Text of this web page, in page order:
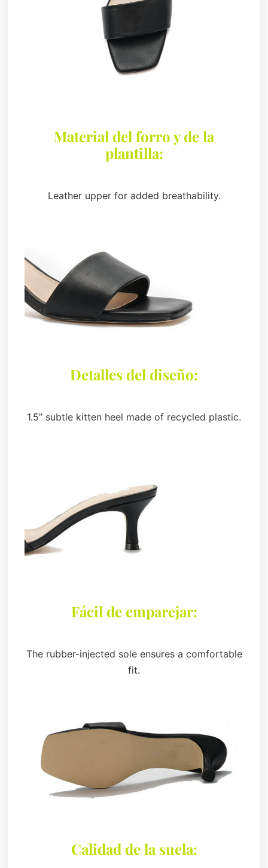
Material del forro y de la
plantilla:
Leather upper for added breathability.
Detalles del diseño:
1.5” subtle kitten heel made of recycled plastic.
Fácil de emparejar:
The rubber-injected sole ensures a comfortable
fit.
Calidad de la suela: